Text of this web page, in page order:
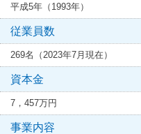
平成5年（1993年）
従業員数
269名（2023年7月現在）
資本金
7，457万円
事業内容